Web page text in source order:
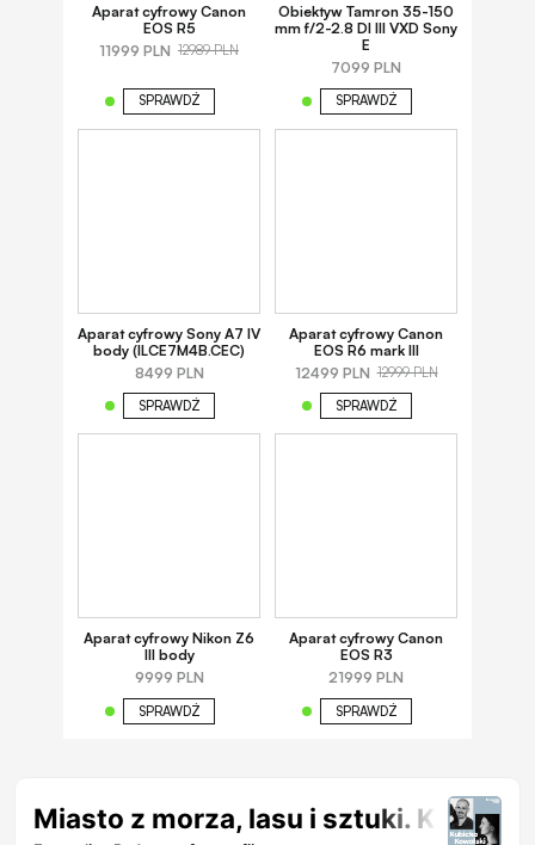
Aparat cyfrowy Canon
EOS R5
11999 PLN 12989 PLN
SPRAWDŹ
Obiektyw Tamron 35-150
mm f/2-2.8 DI III VXD Sony
E
7099 PLN
SPRAWDŹ
Aparat cyfrowy Sony A7 IV
body (ILCE7M4B.CEC)
8499 PLN
SPRAWDŹ
Aparat cyfrowy Canon
EOS R6 mark III
12499 PLN 12999 PLN
SPRAWDŹ
Aparat cyfrowy Nikon Z6
III body
9999 PLN
SPRAWDŹ
Aparat cyfrowy Canon
EOS R3
21999 PLN
SPRAWDŹ